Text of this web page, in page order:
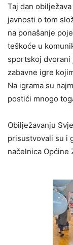
Taj dan
javnosti o tom
na ponašanje
teškoće u
sportskoj
zabavne igre
Na igrama su
postići mnogo
Obilježavanju
prisustvovali su i
načelnica Općine